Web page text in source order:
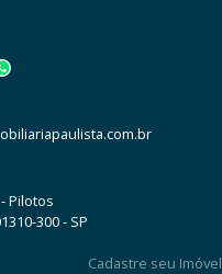
Pilotos
300 - SP
Cadastre seu Imóvel